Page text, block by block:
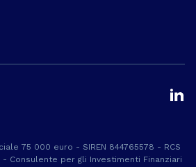
75 000 euro - SIREN 844765578 - RCS
- Consulente per gli Investimenti Finanziari